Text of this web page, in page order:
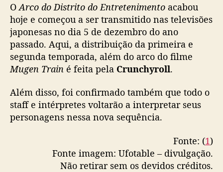
OArco do Distrito do Entretenimento acabou
hoje e começou a ser transmitido nas televisões
japonesas no dia 5 de dezembro do ano
passado. Aqui, a distribuição da primeira e
segunda temporada, além do arco do filme
Mugen Train é feita pela Crunchyroll.
Além disso, foi confirmado também que todo o
staff e intérpretes voltarão a interpretar seus
personagens nessa nova sequência.
Fonte: (1)
Fonte imagem: Ufotable – divulgação.
Não retirar sem os devidos créditos.